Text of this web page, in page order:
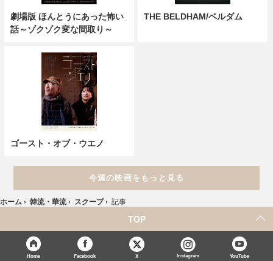
劇場版 ほんとうにあった怖い
話～ゾクゾク変な間取り～
THE BELDHAM/ベルダム
ゴースト・オブ・ウエノ
今週の映画をもっと見る
ホーム › 韓流・華流 › スクープ › 記事
TOP
Home Facebook X Instagram YouTube